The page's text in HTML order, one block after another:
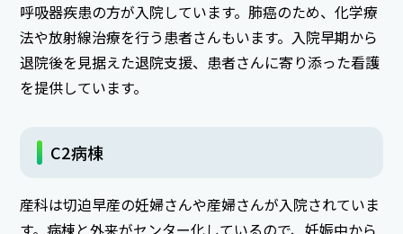
呼吸器疾患の方が入院しています。肺癌のため、化学療
法や放射線治療を行う患者さんもいます。入院早期から
退院後を見据えた退院支援、患者さんに寄り添った看護
を提供しています。
C2病棟
産科は切迫早産の妊婦さんや産婦さんが入院されていま
す。病棟と外来がセンター化しているので、妊娠中から